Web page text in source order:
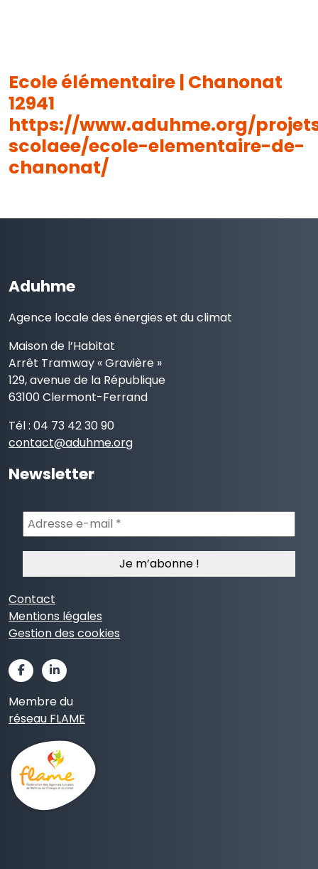
Ecole élémentaire | Chanonat
12941
https://www.aduhme.org/
scolaee/ecole-elementaire-de-
chanonat/
Aduhme
Agence locale des énergies et du climat
Maison de l’Habitat
Arrêt Tramway « Gravière »
129, avenue de la République
63100 Clermont-Ferrand
Tél : 04 73 42 30 90
contact@aduhme.org
Newsletter
Adresse
e-
mail
Contact
Mentions légales
Gestion des cookies
Membre du
réseau FLAME